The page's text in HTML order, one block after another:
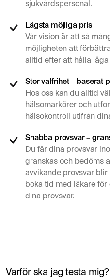
sjukvårdspersonal.
Lägsta möjliga pris
Vår vision är att så
möjligheten att
alltid efter att hålla låga
Stor valfrihet – baserat
Hos oss kan du alltid
hälsomarkörer och
hälsokontroll utifrån
Snabba provsvar –
Du får dina provsvar
granskas och bedöms
avvikande provsvar
boka tid med läkare
dina provsvar.
Simon Mäntylä
Varför ska jag testa mig?